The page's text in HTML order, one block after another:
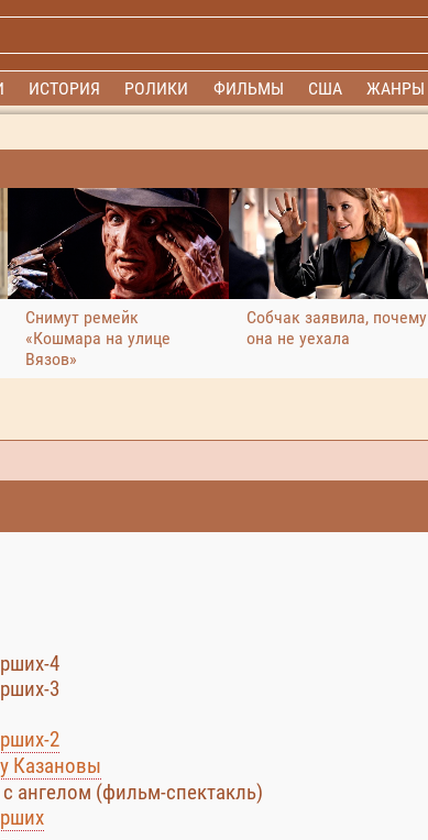
ИСТОРИЯ РОЛИКИ ФИЛЬМЫ США ЖАНРЫ
Снимут ремейк
«Кошмара на улице
Вязов»
Собчак заявила, почему
она не уехала
4
3
2
Казановы
ангелом (фильм-спектакль)